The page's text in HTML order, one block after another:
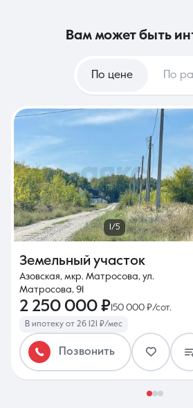
вам может быть
По цене По
1/5
Земельный участок
Азовская, мкр. Матросова, ул.
Матросова, 91
2 250 000 ₽150 000 ₽/сот.
В ипотеку от 26 121 ₽/мес
Позвонить